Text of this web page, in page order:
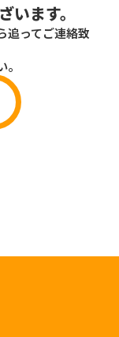
います。
追ってご連絡致